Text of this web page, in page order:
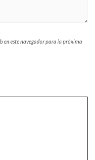
en este navegador para la próxima